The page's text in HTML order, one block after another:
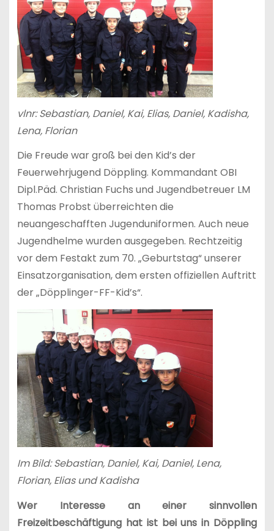
vlnr: Sebastian, Daniel, Kai, Elias, Daniel, Kadisha,
Lena, Florian
Die Freude war groß bei den Kid’s der
Feuerwehrjugend Döppling. Kommandant OBI
Dipl.Päd. Christian Fuchs und Jugendbetreuer LM
Thomas Probst überreichten die
neuangeschafften Jugenduniformen. Auch neue
Jugendhelme wurden ausgegeben. Rechtzeitig
vor dem Festakt zum 70. „Geburtstag“ unserer
Einsatzorganisation, dem ersten offiziellen Auftritt
der „Döpplinger-FF-Kid’s“.
Im Bild: Sebastian, Daniel, Kai, Daniel, Lena,
Florian, Elias und Kadisha
Wer Interesse an einer sinnvollen
Freizeitbeschäftigung hat ist bei uns in Döppling